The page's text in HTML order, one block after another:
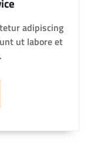
adipiscing
ut labore et